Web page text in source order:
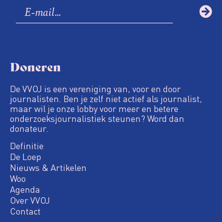
Doneren
De VVOJ is een vereniging van, voor en door
journalisten. Ben je zelf niet actief als journalist,
maar wil je onze lobby voor meer en betere
onderzoeksjournalistiek steunen? Word dan
donateur.
Definitie
De Loep
Nieuws & Artikelen
Woo
Agenda
Over VVOJ
Contact